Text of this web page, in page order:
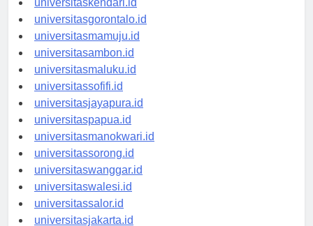
universitaskendari.id
universitasgorontalo.id
universitasmamuju.id
universitasambon.id
universitasmaluku.id
universitassofifi.id
universitasjayapura.id
universitaspapua.id
universitasmanokwari.id
universitassorong.id
universitaswanggar.id
universitaswalesi.id
universitassalor.id